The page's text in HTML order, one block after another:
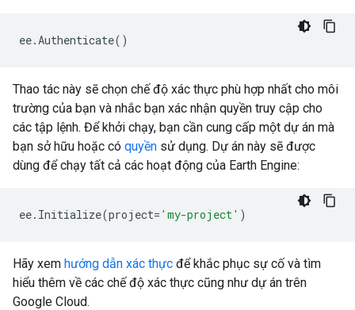
ee.Authenticate()
Thao tác này sẽ chọn chế độ xác thực phù hợp nhất cho môi
trường của bạn và nhắc bạn xác nhận quyền truy cập cho
các tập lệnh. Để khởi chạy, bạn cần cung cấp một dự án mà
bạn sở hữu hoặc có quyền sử dụng. Dự án này sẽ được
dùng để chạy tất cả các hoạt động của Earth Engine:
ee. Initialize(project= 'my-project' )
Hãy xem hướng dẫn xác thực để khắc phục sự cố và tìm
hiểu thêm về các chế độ xác thực cũng như dự án trên
Google Cloud.